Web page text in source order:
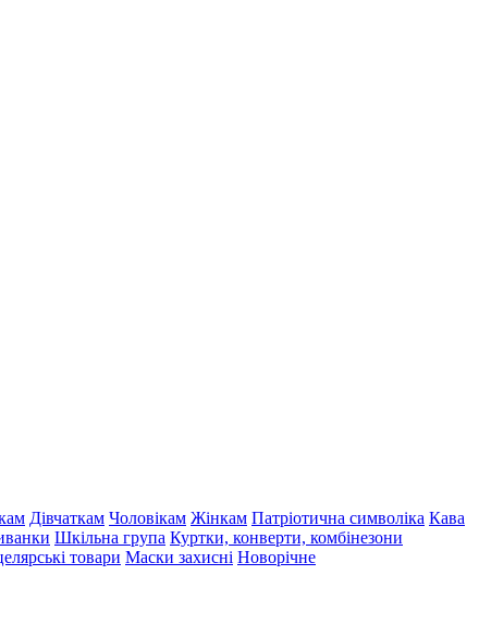
Дівчаткам Чоловікам Жінкам Патріотична символіка Кава
Шкільна група Куртки, конверти, комбінезони
товари Маски захисні Новорічне